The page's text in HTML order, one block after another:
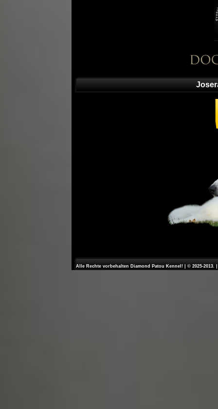
Alle Rechte vorbehalten Diamond Patou Kennel! | © 2025-2013.